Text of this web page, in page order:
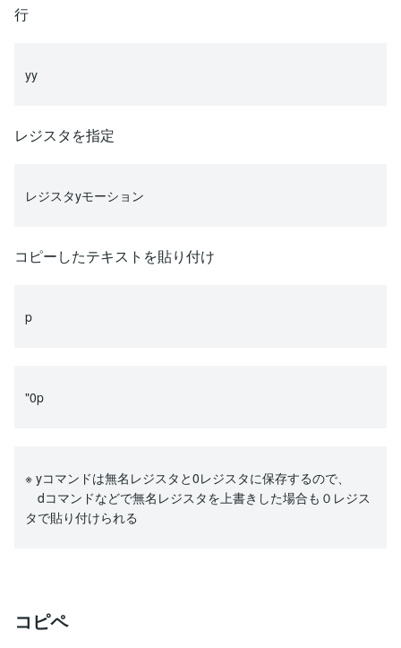
行
yy
レジスタを指定
レジスタyモーション
コピーしたテキストを貼り付け
p
"0p
※ yコマンドは無名レジスタと0レジスタに保存するので、
dコマンドなどで無名レジスタを上書きした場合も０レジス
タで貼り付けられる
コピペ